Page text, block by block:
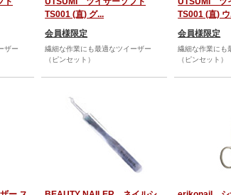
ザー
TS001 (直) グ...
会員様限定
繊細な作業にも最適なツイーザー
（ピンセット）
TS001 (直)
会員様限定
繊細な作業にも
（ピンセット）